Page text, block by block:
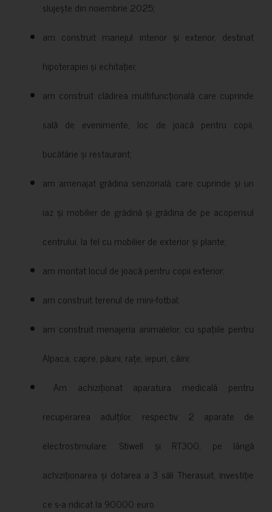
slujește din noiembrie 2025;
am construit manejul interior și exterior, destinat
hipoterapiei și echitației;
am construit clădirea multifuncțională care cuprinde
sală de evenimente, loc de joacă pentru copii,
bucătărie și restaurant;
am amenajat grădina senzorială, care cuprinde și un
iaz și mobilier de grădină și grădina de pe acoperisul
centrului, la fel cu mobilier de exterior și plante;
am montat locul de joacă pentru copii exterior;
am construit terenul de mini-fotbal;
am construit menajeria animalelor, cu spațiile pentru
Alpaca, capre, păuni, rațe, iepuri, câini;
Am achiziționat aparatura medicală pentru
recuperarea adulților, respectiv 2 aparate de
electrostimulare: Stiwell și RT300, pe lângă
achiziționarea și dotarea a 3 săli Therasuit, investiție
ce s-a ridicat la 90000 euro.